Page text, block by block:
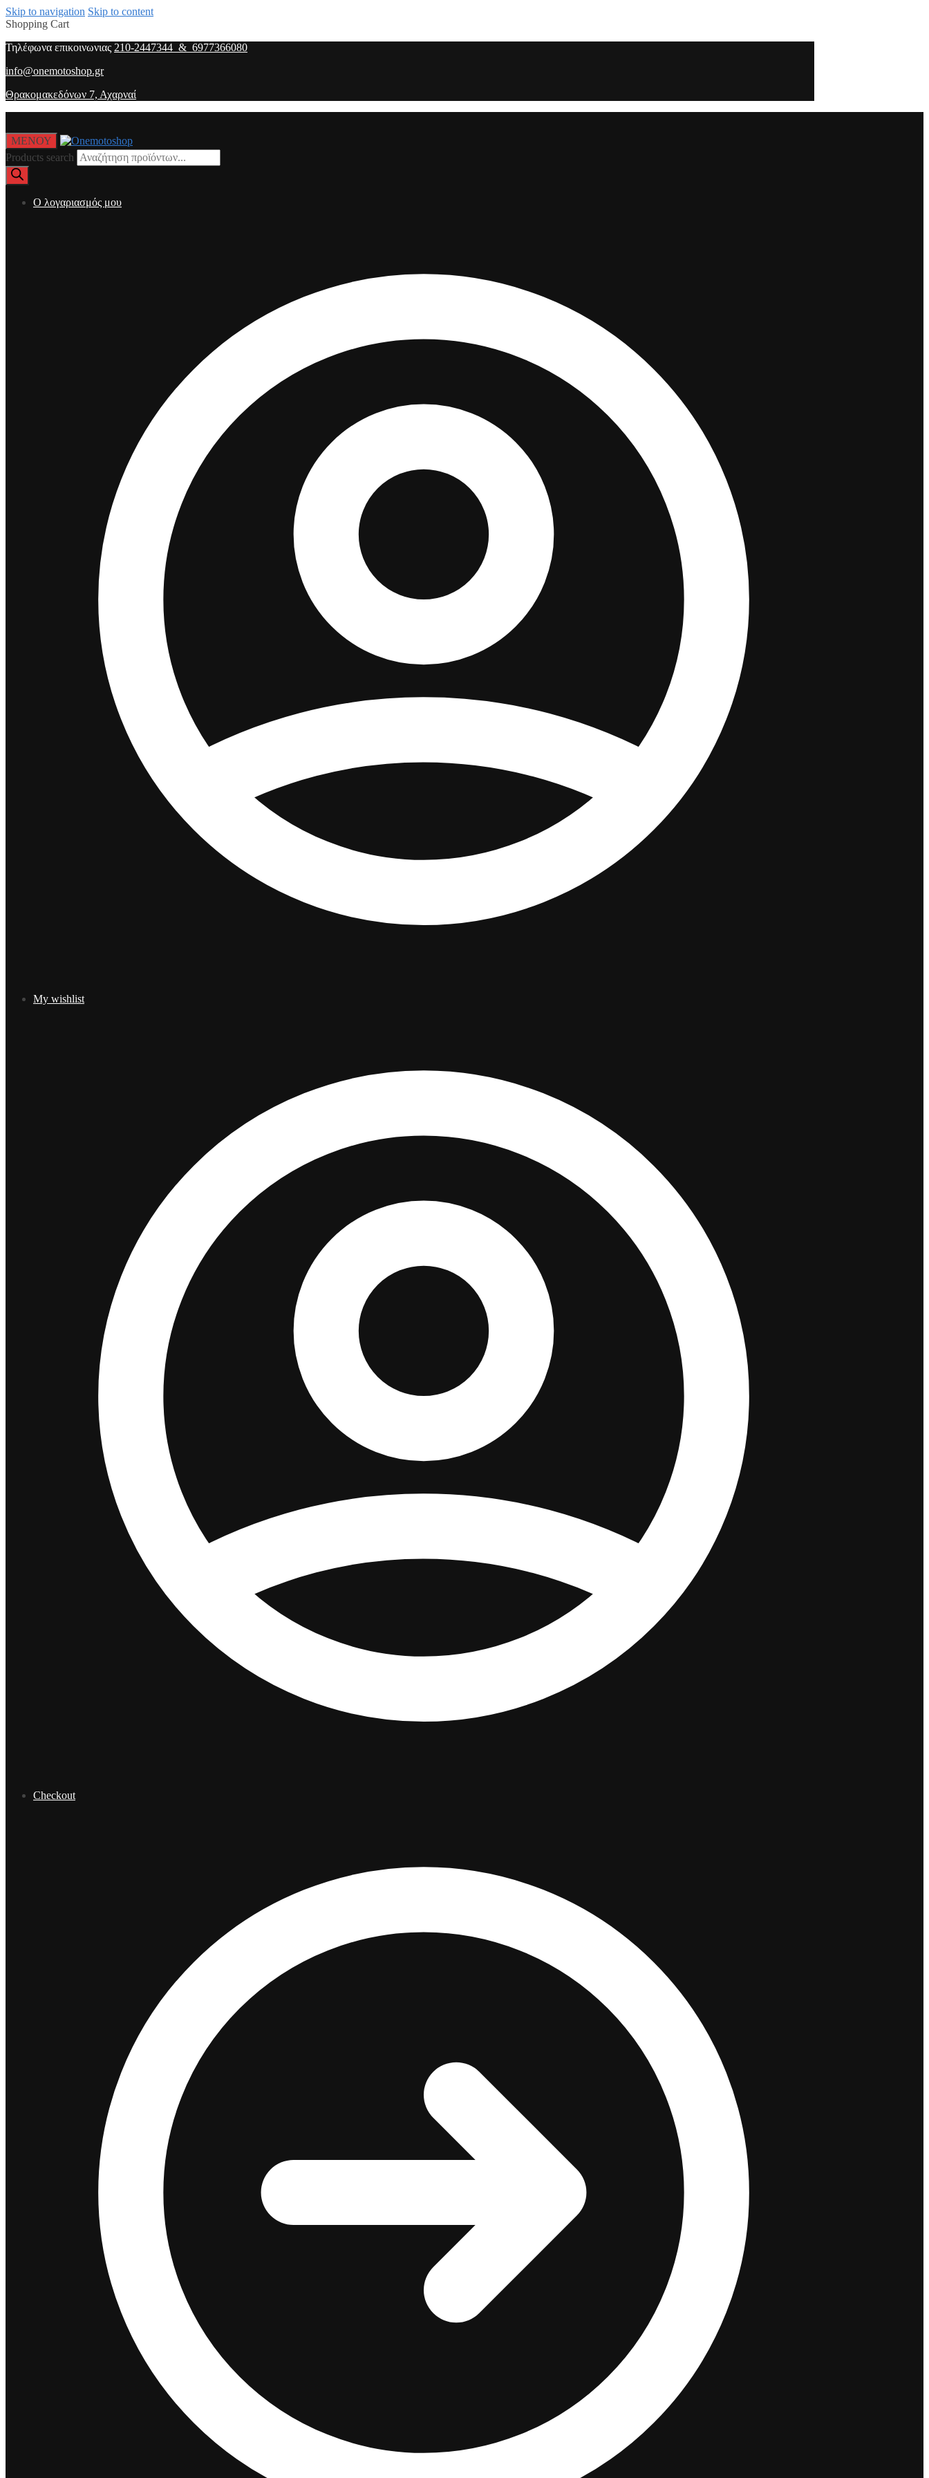
Skip to navigation Skip to content
Shopping Cart
Τηλέφωνα επικοινωνιας 210-2447344 & 6977366080
info@onemotoshop.gr
Θρακομακεδόνων 7, Αχαρναί
ΜΕΝΟΥ
Products search
O λογαριασμός μου
My wishlist
Checkout